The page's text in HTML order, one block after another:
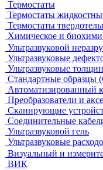
Сушильные шкафы и
Муфельные печи
Шкафы сушильные
Электропечи
Термостаты, бани и
Бани
Бани серологические
Водяные бани
Инкубаторы
Масляные бани
Песчаные бани
Сухие бани
Термостаты
Термостаты
Термостаты
Химическое и